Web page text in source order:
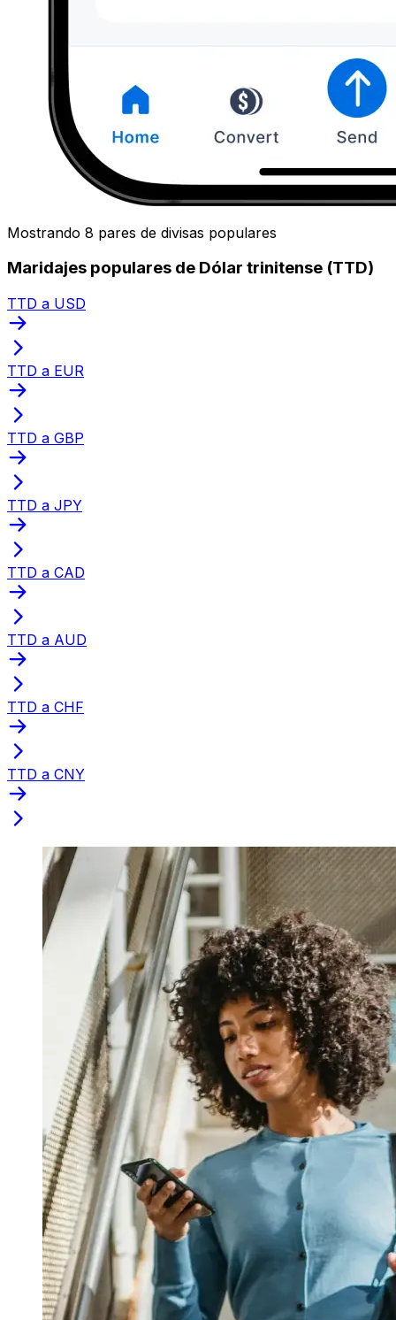
Mostrando 8 pares de divisas populares
Maridajes populares de Dólar trinitense (TTD)
TTD a USD
TTD a EUR
TTD a GBP
TTD a JPY
TTD a CAD
TTD a AUD
TTD a CHF
TTD a CNY